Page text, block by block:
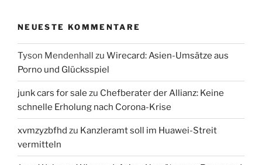
NEUESTE KOMMENTARE
Tyson Mendenhall zu Wirecard: Asien-Umsätze aus
Porno und Glücksspiel
junk cars for sale zu Chefberater der Allianz: Keine
schnelle Erholung nach Corona-Krise
xvmzyzbfhd zu Kanzleramt soll im Huawei-Streit
vermitteln